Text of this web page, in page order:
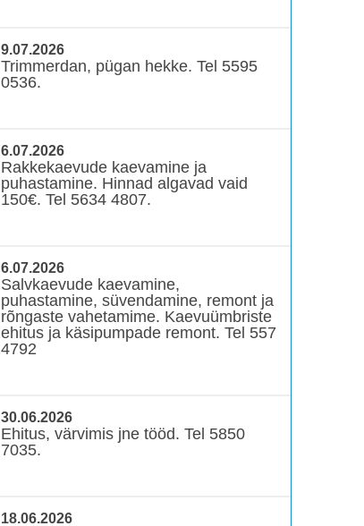
9.07.2026
Trimmerdan, pügan hekke. Tel 5595
0536.
6.07.2026
Rakkekaevude kaevamine ja
puhastamine. Hinnad algavad vaid
150€. Tel 5634 4807.
6.07.2026
Salvkaevude kaevamine,
puhastamine, süvendamine, remont ja
rõngaste vahetamime. Kaevuümbriste
ehitus ja käsipumpade remont. Tel 557
4792
30.06.2026
Ehitus, värvimis jne tööd. Tel 5850
7035.
18.06.2026